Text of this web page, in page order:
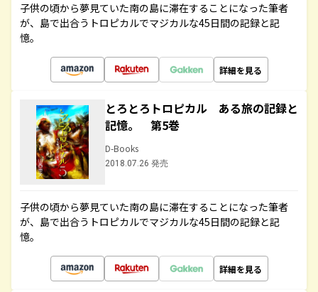
子供の頃から夢見ていた南の島に滞在することになった筆者
が、島で出合うトロピカルでマジカルな45日間の記録と記
憶。
詳細を見る
とろとろトロピカル ある旅の記録と
記憶。 第5巻
D-Books
2018.07.26 発売
子供の頃から夢見ていた南の島に滞在することになった筆者
が、島で出合うトロピカルでマジカルな45日間の記録と記
憶。
詳細を見る